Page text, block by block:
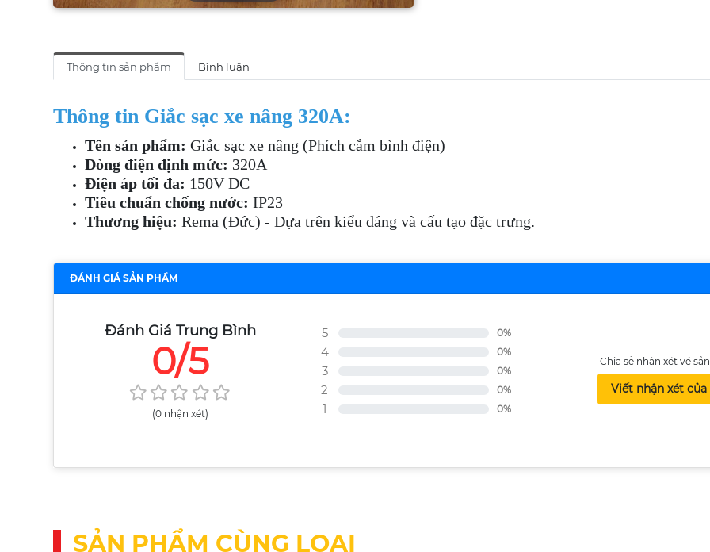
Thông tin sản phẩm Bình luận
Thông tin Giắc sạc xe nâng 320A:
Tên sản phẩm: Giắc sạc xe nâng (Phích cắm bình điện)
Dòng điện định mức: 320A
Điện áp tối đa: 150V DC
Tiêu chuẩn chống nước: IP23
Thương hiệu: Rema (Đức) - Dựa trên kiểu dáng và cấu tạo đặc trưng.
ĐÁNH GIÁ SẢN PHẨM
Đánh Giá Trung Bình
0/5
(0 nhận xét)
5 0%
4 0%
3 0%
2 0%
1 0%
Chia sẻ nhận xét về
Viết nhận xét của
SẢN PHẨM CÙNG LOẠI